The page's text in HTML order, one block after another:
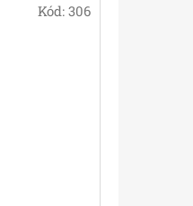
Kód: 306